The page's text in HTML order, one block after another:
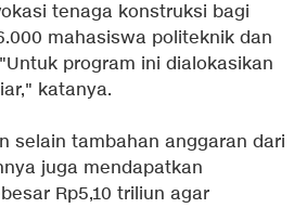
tenaga konstruksi bagi
mahasiswa politeknik dan
program ini dialokasikan
katanya.
selain tambahan anggaran dari
juga mendapatkan
Rp5,10 triliun agar